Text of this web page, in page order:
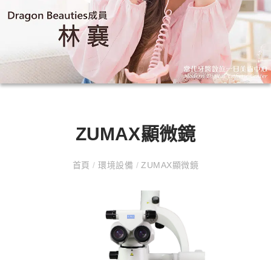
ZUMAX顯微鏡
首頁/ 環境設備 /ZUMAX顯微鏡